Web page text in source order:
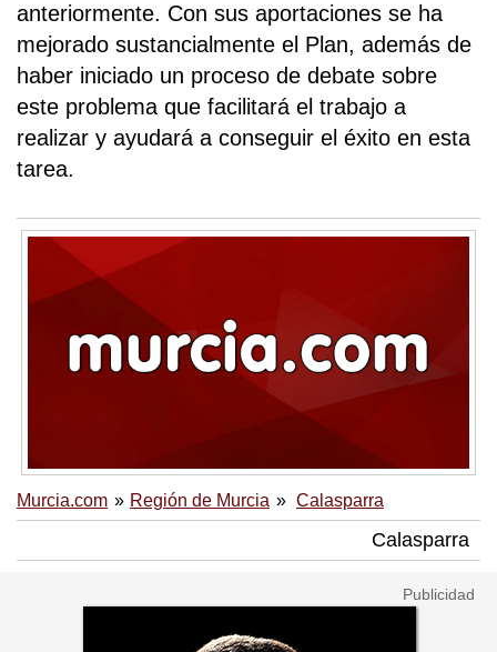
anteriormente. Con sus aportaciones se ha
mejorado sustancialmente el Plan, además de
haber iniciado un proceso de debate sobre
este problema que facilitará el trabajo a
realizar y ayudará a conseguir el éxito en esta
tarea.
Murcia.com Región de Murcia Calasparra
Calasparra